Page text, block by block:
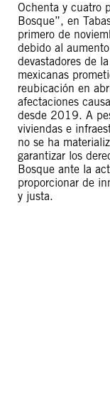
Ochenta y cuatro
Bosque”, en
primero de
debido al
devastadores de
mexicanas
reubicación en
afectaciones
desde 2019. A
viviendas e
no se ha
garantizar los
Bosque ante la
proporcionar de
y justa.